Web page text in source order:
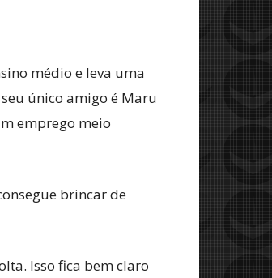
médio e leva uma
único amigo é Maru
emprego meio
brincar de
Isso fica bem claro